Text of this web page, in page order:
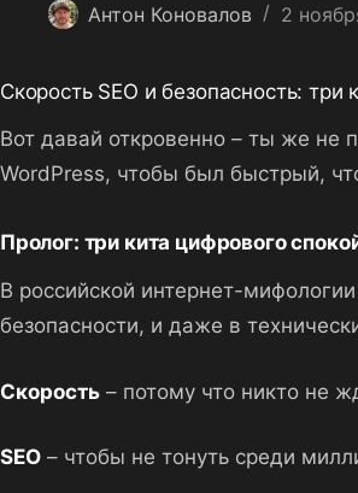
Антон Коновалов 2
Скорость SEO и безопасность: три
Вот давай откровенно – ты же не
WordPress, чтобы был быстрый,
Пролог: три кита цифрового
В российской интернет-
безопасности, и даже в
Скорость – потому что никто не
SEO – чтобы не тонуть среди